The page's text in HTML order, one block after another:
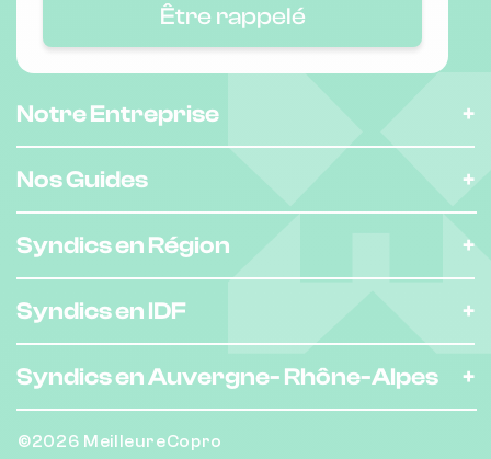
Être rappelé
Notre Entreprise
Nos Guides
Syndics en Région
Syndics en IDF
Syndics en Auvergne-Rhône-Alpes
©2026 MeilleureCopro